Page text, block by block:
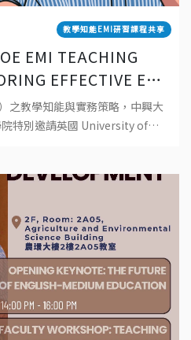
教學知能EMI研習課程共享
EMI TEACHING
EFFECTIVE EMI
PRACTICES,
工學院EMI教師教學
之教學知能與實務策略，中興大
特別邀請英國 University of